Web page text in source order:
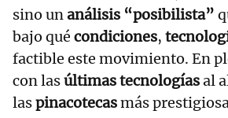
sino unanálisis “posibilista”
bajo qué condiciones,
factible este movimiento. En
con lasúltimas tecnologíasal
laspinacotecasmás